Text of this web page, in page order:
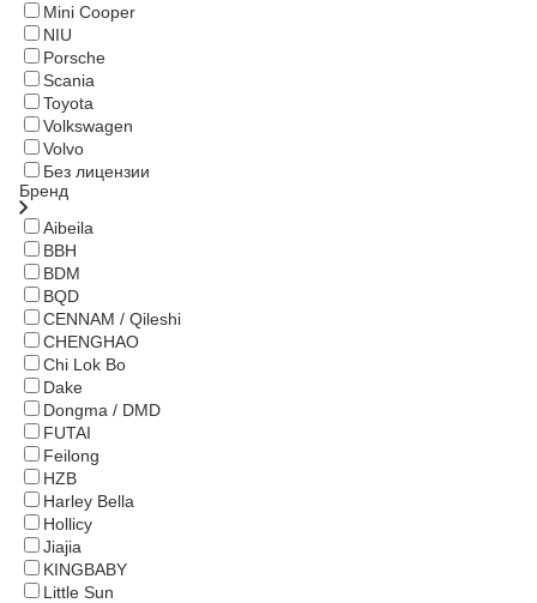
Mini Cooper
NIU
Porsche
Scania
Toyota
Volkswagen
Volvo
Без лицензии
Бренд
Aibeila
BBH
BDM
BQD
CENNAM / Qileshi
CHENGHAO
Chi Lok Bo
Dake
Dongma / DMD
FUTAI
Feilong
HZB
Harley Bella
Hollicy
Jiajia
KINGBABY
Little Sun